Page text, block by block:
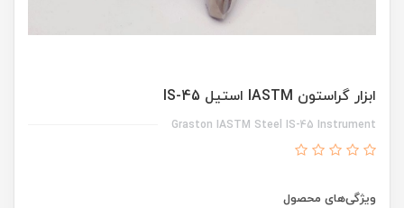
ابزار گراستون IASTM استیل IS-45
Graston IASTM Steel IS-45 Instrument
ویژگی‌های محصول